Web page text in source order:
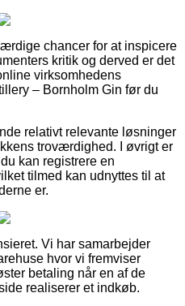
chancer for at inspicere
kritik og derved er det
virksomhedens
– Bornholm Gin før du
relativt relevante løsninger
troværdighed. I øvrigt er
kan registrere en
tilmed kan udnyttes til at
er.
Vi har samarbejder
hvor vi fremviser
betaling når en af de
realiserer et indkøb.